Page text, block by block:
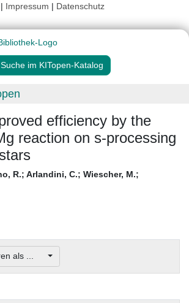
| Impressum | Datenschutz
Suche im KITopen-Katalog
efficiency by the
reaction on s-processing
R.; Arlandini, C.; Wiescher, M.;
als ...